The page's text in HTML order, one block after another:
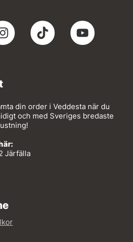
din order i Veddesta när du
och med Sveriges bredaste
Järfälla